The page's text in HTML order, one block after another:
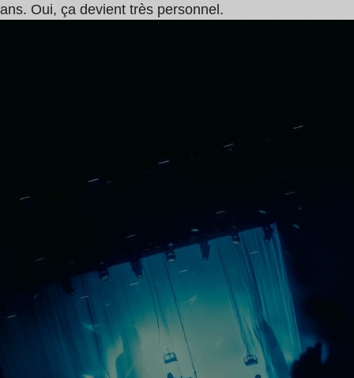
ans. Oui, ça devient très personnel.